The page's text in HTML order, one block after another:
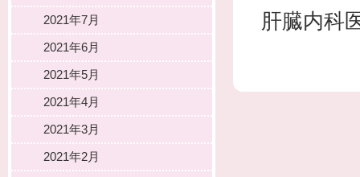
肝臓内科
2021年7月
2021年6月
2021年5月
2021年4月
2021年3月
2021年2月